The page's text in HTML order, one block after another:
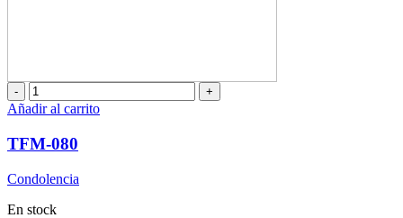
TFM-
080
Añadir al carrito
TFM-080
Condolencia
En stock